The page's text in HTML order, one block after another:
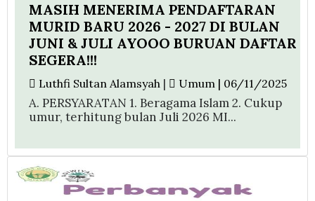
MASIH MENERIMA PENDAFTARAN
MURID BARU 2026 - 2027 DI BULAN
JUNI & JULI AYOOO BURUAN DAFTAR
SEGERA!!!
Luthfi Sultan Alamsyah | Umum | 06/11/2025
A. PERSYARATAN 1. Beragama Islam 2. Cukup
umur, terhitung bulan Juli 2026 MI...